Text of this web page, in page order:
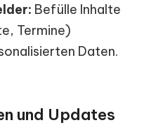
Befülle Inhalte
Termine)
Daten.
und Updates